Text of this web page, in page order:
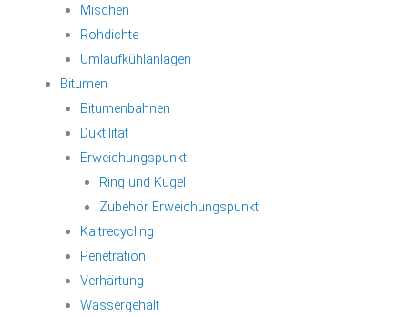
Mischen
Rohdichte
Umlaufkühlanlagen
Bitumen
Bitumenbahnen
Duktilität
Erweichungspunkt
Ring und Kugel
Zubehör Erweichungspunkt
Kaltrecycling
Penetration
Verhärtung
Wassergehalt